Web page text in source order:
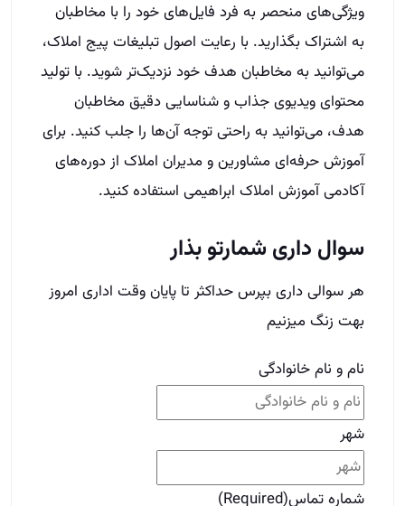
ویژگی‌های منحصر به فرد فایل‌های خود را با مخاطبان
به اشتراک بگذارید. با رعایت اصول تبلیغات پیج املاک،
می‌توانید به مخاطبان هدف خود نزدیک‌تر شوید. با تولید
محتوای ویدیوی جذاب و شناسایی دقیق مخاطبان
هدف، می‌توانید به راحتی توجه آن‌ها را جلب کنید. برای
آموزش حرفه‌ای مشاورین و مدیران املاک از دوره‌های
آکادمی آموزش املاک ابراهیمی استفاده کنید.
سوال داری شمارتو بذار
هر سوالی داری بپرس حداکثر تا پایان وقت اداری امروز
بهت زنگ میزنیم
نام و نام خانوادگی
شهر
شماره تماس(Required)